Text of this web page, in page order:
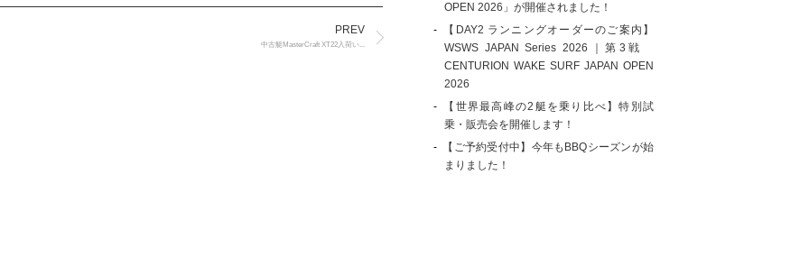
PREV
中古艇MasterCraft XT22入荷い...
OPEN 2026」が開催されました！
【DAY2 ランニングオーダーのご案内】
WSWS JAPAN Series 2026｜第3戦
CENTURION WAKE SURF JAPAN OPEN
2026
【世界最高峰の2艇を乗り比べ】特別試
乗・販売会を開催します！
【ご予約受付中】今年もBBQシーズンが始
まりました！